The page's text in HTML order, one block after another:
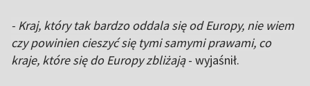
- Kraj, który tak bardzo oddala się od Europy, nie wiem
czy powinien cieszyć się tymi samymi prawami, co
kraje, które się do Europy zbliżają- wyjaśnił.